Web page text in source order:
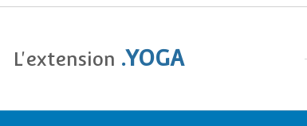
L'extension .YOGA